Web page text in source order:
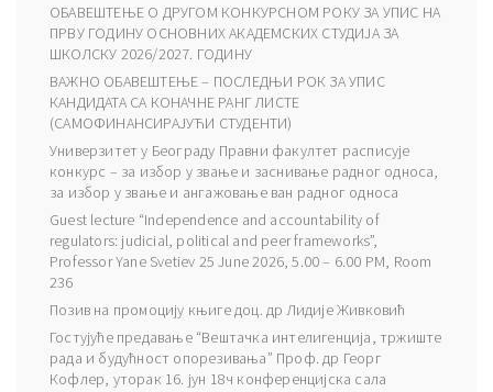
ОБАВЕШТЕЊЕ О ДРУГОМ КОНКУРСНОМ РОКУ ЗА УПИС НА
ПРВУ ГОДИНУ ОСНОВНИХ АКАДЕМСКИХ СТУДИЈА ЗА
ШКОЛСКУ 2026/2027. ГОДИНУ
ВАЖНО ОБАВЕШТЕЊЕ – ПОСЛЕДЊИ РОК ЗА УПИС
КАНДИДАТА СА КОНАЧНЕ РАНГ ЛИСТЕ
(САМОФИНАНСИРАЈУЋИ СТУДЕНТИ)
Универзитет у Београду Правни факултет расписује
конкурс – за избор у звање и заснивање радног односа,
за избор у звање и ангажовање ван радног односа
Guest lecture “Independence and accountability of
regulators: judicial, political and peer frameworks”,
Professor Yane Svetiev 25 June 2026, 5.00 – 6.00 PM, Room
236
Позив на промоцију књиге доц. др Лидије Живковић
Гостујуће предавање “Вештачка интелигенција, тржиште
рада и будућност опорезивања” Проф. др Георг
Кофлер, уторак 16. јун 18ч конференцијска сала